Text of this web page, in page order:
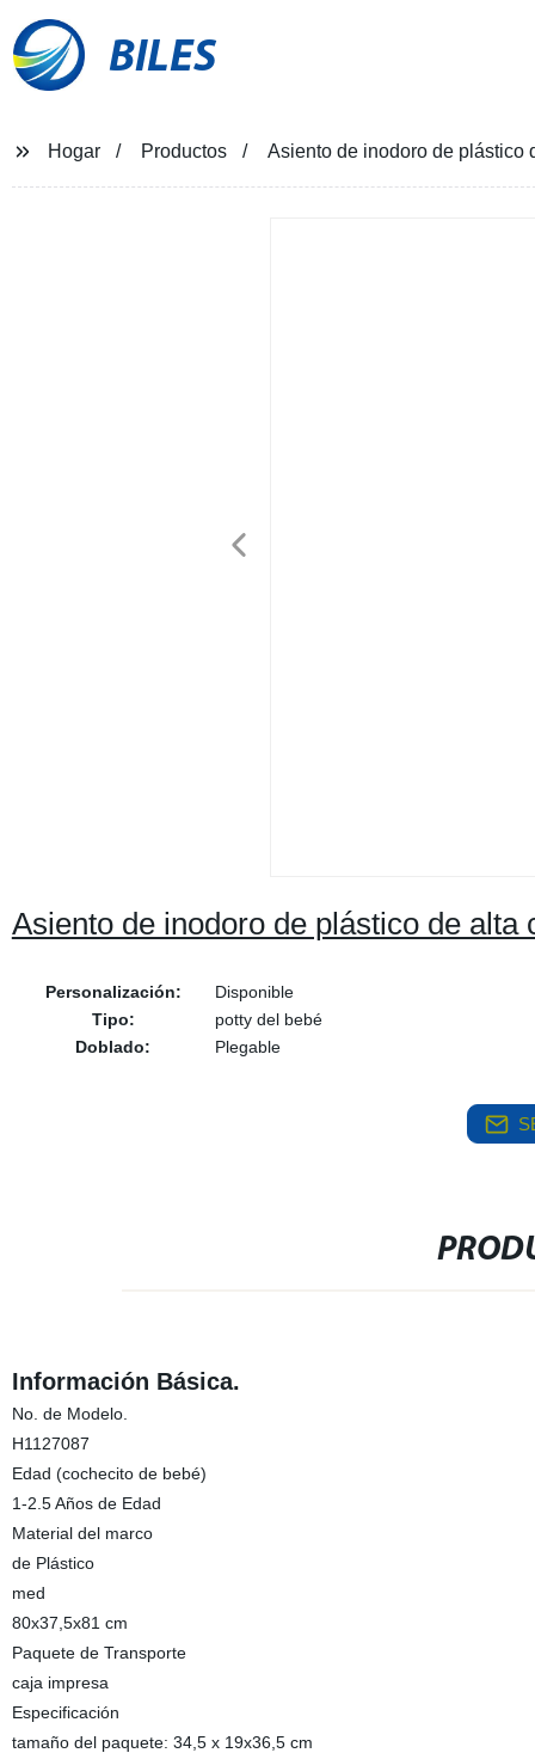
BILES
Hogar Productos Asiento de inodoro de plástico
Asiento de inodoro de plástico de alta
Personalización:
Disponible
Tipo:
potty del bebé
Doblado:
Plegable
Información Básica.
No. de Modelo.
H1127087
Edad (cochecito de bebé)
1-2.5 Años de Edad
Material del marco
de Plástico
med
80x37,5x81 cm
Paquete de Transporte
caja impresa
Especificación
tamaño del paquete: 34,5 x 19x36,5 cm